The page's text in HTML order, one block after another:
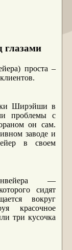
глазами
проста –
Ширэйши в
проблемы с
он сам.
заводе и
в своем
―
сидят
вокруг
красочное
три кусочка